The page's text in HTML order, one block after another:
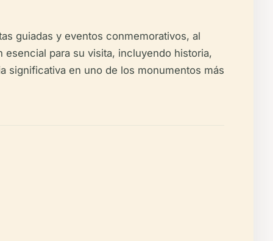
guiadas y eventos conmemorativos, al
para su visita, incluyendo historia,
significativa en uno de los monumentos más